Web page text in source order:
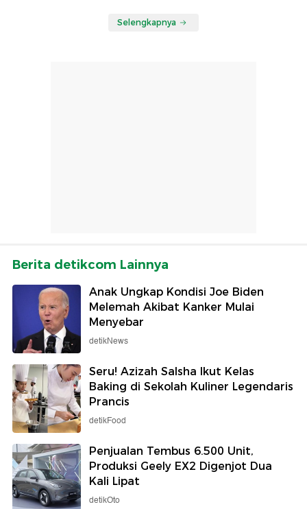
Selengkapnya
Berita detikcom Lainnya
Anak Ungkap Kondisi Joe Biden
Melemah Akibat Kanker Mulai
Menyebar
detikNews
Seru! Azizah Salsha Ikut Kelas
Baking di Sekolah Kuliner Legendaris
Prancis
detikFood
Penjualan Tembus 6.500 Unit,
Produksi Geely EX2 Digenjot Dua
Kali Lipat
detikOto